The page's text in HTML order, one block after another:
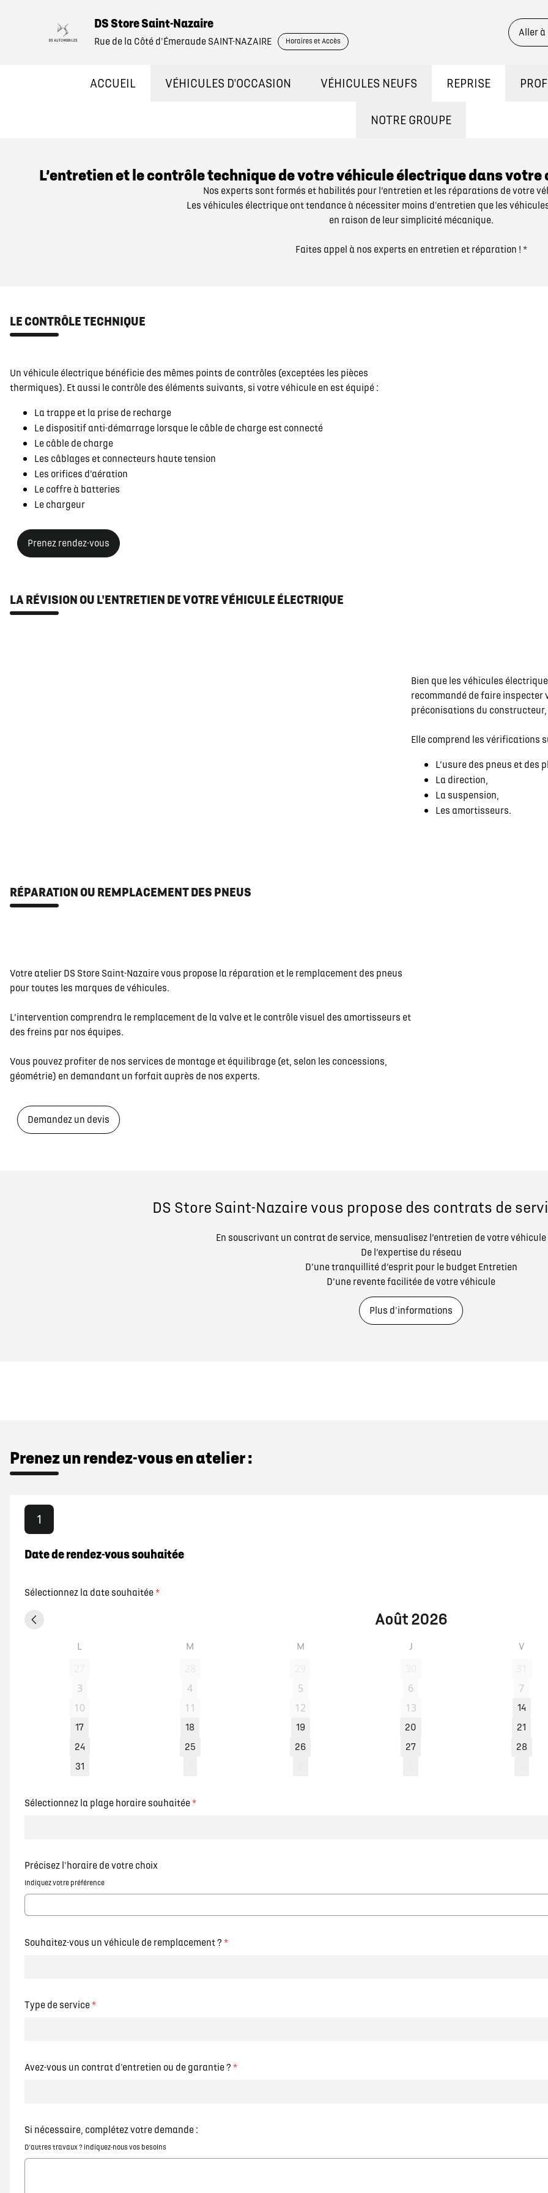
DS Store Saint-Nazaire
Rue de la Côté d'Émeraude SAINT-NAZAIRE Horaires et Accès
Aller à
ACCUEIL VÉHICULES D'OCCASION
OCCASIONS FAIBLE KILOMÉTRAGE
VÉHICULES NEUFS
DÉCOUVREZ NOS GAMMES
DÉCOUVREZ L'ÉLECTRIQUE
REPRISE
NOTRE GROUPE
NOUS REJOINDRE
L’entretien et le contrôle technique de votre véhicule électrique dans
Nos experts sont formés et habilités pour l’entretien et les réparations de votre
Les véhicules électrique ont tendance à nécessiter moins d'entretien que les
en raison de leur simplicité mécanique.
Faites appel à nos experts en entretien et réparation ! *
LE CONTRÔLE TECHNIQUE
Un véhicule électrique bénéficie des mêmes points de contrôles (exceptées les pièces
thermiques). Et aussi le contrôle des éléments suivants, si votre véhicule en est équipé :
La trappe et la prise de recharge
Le dispositif anti-démarrage lorsque le câble de charge est connecté
Le câble de charge
Les câblages et connecteurs haute tension
Les orifices d’aération
Le coffre à batteries
Le chargeur
Prenez rendez-vous
LA RÉVISION OU L'ENTRETIEN DE VOTRE VÉHICULE ÉLECTRIQUE
Bien que les véhicules
recommandé de faire inspecter
préconisations du
Elle comprend les vérifications
L’usure des pneus et des
La direction,
La suspension,
Les amortisseurs.
RÉPARATION OU REMPLACEMENT DES PNEUS
Votre atelier DS Store Saint-Nazaire vous propose la réparation et le remplacement des pneus
pour toutes les marques de véhicules.
L’intervention comprendra le remplacement de la valve et le contrôle visuel des amortisseurs et
des freins par nos équipes.
Vous pouvez profiter de nos services de montage et équilibrage (et, selon les concessions,
géométrie) en demandant un forfait auprès de nos experts.
Demandez un devis
DS Store Saint-Nazaire vous propose des contrats de
En souscrivant un contrat de service, mensualisez l’entretien de votre
De l’expertise du réseau
D’une tranquillité d’esprit pour le budget Entretien
D’une revente facilitée de votre véhicule
Plus d'informations
Prenez un rendez-vous en atelier :
1
Date de rendez-vous souhaitée
Sélectionnez la date souhaitée*
Août 2026
L M M J V
3
4 5 6
7
10
11 12 13
14
17
18 19 20
21
24
25 26 27
28
31
Sélectionnez la plage horaire souhaitée*
Précisez l'horaire de votre choix
Indiquez votre préférence
Souhaitez-vous un véhicule de remplacement ? *
Type de service*
Avez-vous un contrat d'entretien ou de garantie ? *
Si nécessaire, complétez votre demande :
D'autres travaux ? indiquez-nous vos besoins